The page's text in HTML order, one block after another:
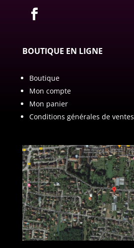
BOUTIQUE EN LIGNE
Boutique
Mon compte
Mon panier
Conditions générales de ventes